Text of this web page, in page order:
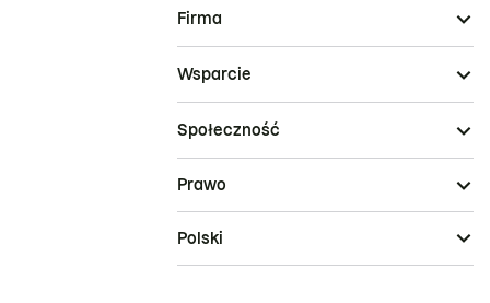
Firma
Wsparcie
Społeczność
Prawo
Polski